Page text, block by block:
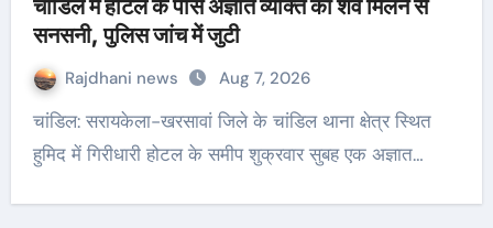
चांडिल में होटल के पास अज्ञात व्यक्ति का शव मिलने से
सनसनी, पुलिस जांच में जुटी
Rajdhani news Aug 7, 2026
चांडिल: सरायकेला-खरसावां जिले के चांडिल थाना क्षेत्र स्थित
हुमिद में गिरीधारी होटल के समीप शुक्रवार सुबह एक अज्ञात…